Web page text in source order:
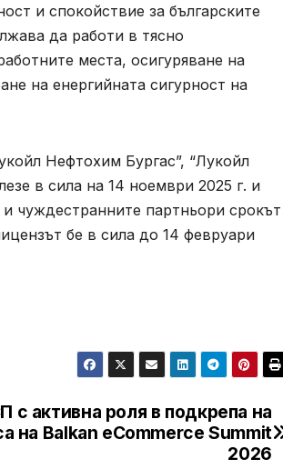
и спокойствие за българските
да работи в тясно
места, осигуряване на
на енергийната сигурност на
Нефтохим Бургас”, “Лукойл
в сила на 14 ноември 2025 г. и
чуждестранните партньори срокът
бе в сила до 14 февруари
активна роля в подкрепа на
на Balkan eCommerce Summit
2026